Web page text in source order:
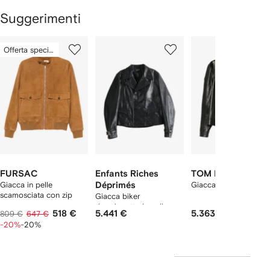
Suggerimenti
su
Offerta speciale
FURSAC
Giacca in pelle
scamosciata con zip
809 € 647 € 518 €
-20%-20%
Enfants Riches
Déprimés
Giacca biker
doppiopetto in pelle
5.441 €
TOM FORD
Giacca in pelle con
5.363 €